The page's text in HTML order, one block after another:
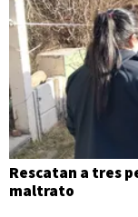
Rescatan a tres
maltrato